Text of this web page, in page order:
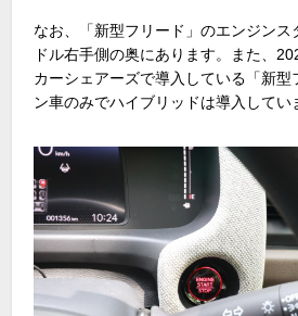
なお、「新型フリード」のエンジンス
ドル右手側の奥にあります。また、
カーシェアーズで導入している「新型
ン車のみでハイブリッドは導入してい